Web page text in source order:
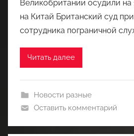
Великобритании осудили на
на Китай Британский суд
сотрудника пограничной
Читать далее
Новости разные
Оставить комментарий